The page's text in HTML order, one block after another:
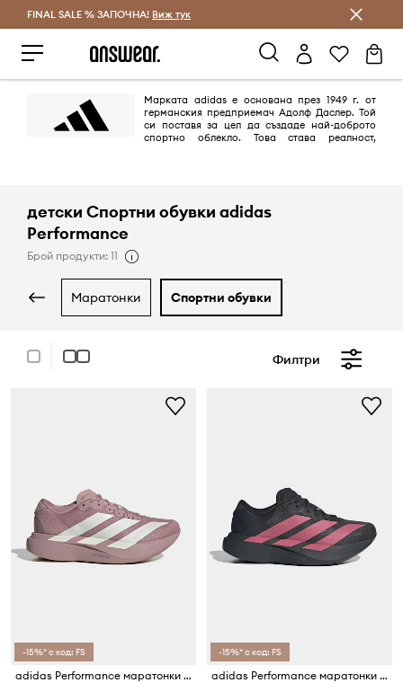
Спестявай с Answear Club
FINAL SALE % ЗАПОЧНА! Виж тук
Марката adidas е основана през 1949 г. от
германския предприемач Адолф Даслер. Той
си поставя за цел да създаде най-доброто
спортно облекло. Това става реалност,
детски Спортни обувки adidas
Performance
Брой продукти: 11
маратонки спортни обувки
Филтри
-15%* с код: FS
adidas Performance маратонки за деца ADIZERO EVO SL
-15%* с код: FS
adidas Performance маратонки за деца ADIZERO EVO SL